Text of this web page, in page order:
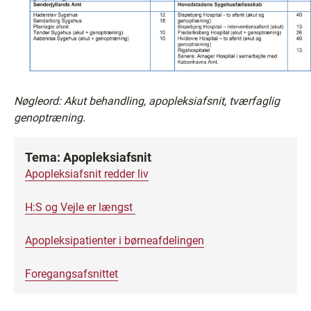
Nøgleord: Akut behandling, apopleksiafsnit, tværfaglig
genoptræning.
Tema: Apopleksiafsnit
Apopleksiafsnit redder liv
H:S og Vejle er længst
Apopleksipatienter i børneafdelingen
Foregangsafsnittet